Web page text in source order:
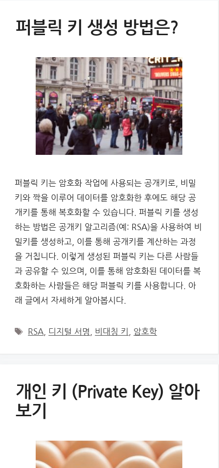
퍼블릭 키 생성 방법은?
퍼블릭 키는 암호화 작업에 사용되는 공개키로, 비밀
키와 짝을 이루어 데이터를 암호화한 후에도 해당 공
개키를 통해 복호화할 수 있습니다. 퍼블릭 키를 생성
하는 방법은 공개키 알고리즘(예: RSA)을 사용하여 비
밀키를 생성하고, 이를 통해 공개키를 계산하는 과정
을 거칩니다. 이렇게 생성된 퍼블릭 키는 다른 사람들
과 공유할 수 있으며, 이를 통해 암호화된 데이터를 복
호화하는 사람들은 해당 퍼블릭 키를 사용합니다. 아
래 글에서 자세하게 알아봅시다.
Tags
RSA 디지털 서명 비대칭 키 암호학
개인 키 (Private Key) 알아
보기